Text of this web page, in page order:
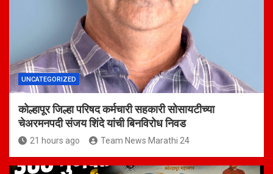
UNCATEGORIZED
कोल्हापूर जिल्हा परिषद कर्मचारी सहकारी सोसायटीच्या
चेअरमनपदी संजय शिंदे यांची बिनविरोध निवड
21 hours ago Team News Marathi 24